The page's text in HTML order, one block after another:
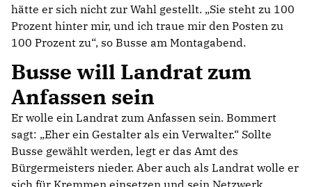
hätte er sich nicht zur Wahl gestellt. „Sie steht zu 100
Prozent hinter mir, und ich traue mir den Posten zu
100 Prozent zu“, so Busse am Montagabend.
Busse will Landrat zum
Anfassen sein
Er wolle ein Landrat zum Anfassen sein. Bommert
sagt: „Eher ein Gestalter als ein Verwalter.“ Sollte
Busse gewählt werden, legt er das Amt des
Bürgermeisters nieder. Aber auch als Landrat wolle er
sich für Kremmen einsetzen und sein Netzwerk